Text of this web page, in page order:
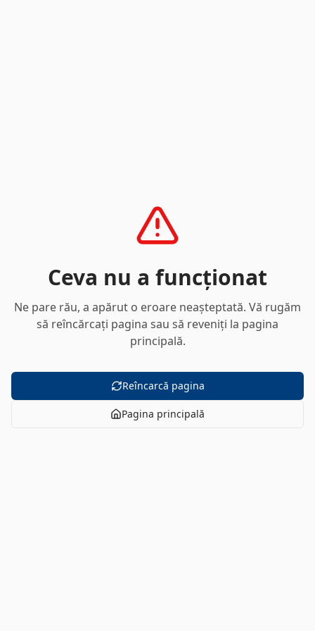
Ceva nu a funcționat
Ne pare rău, a apărut o eroare neașteptată. Vă rugăm
să reîncărcați pagina sau să reveniți la pagina
principală.
Reîncarcă pagina
Pagina principală